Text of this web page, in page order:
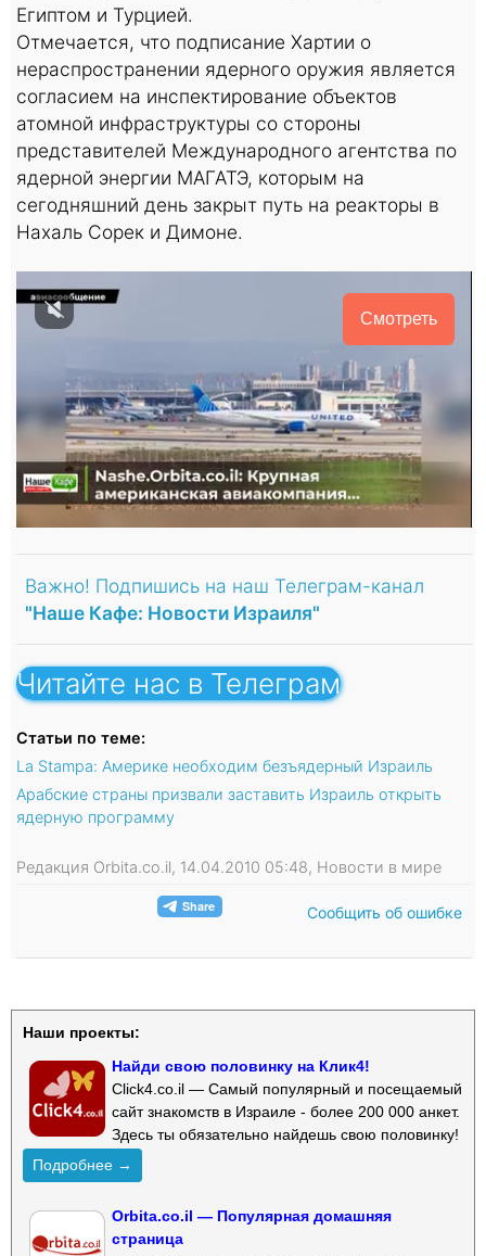
Египтом и Турцией.
Отмечается, что подписание Хартии о
нераспространении ядерного оружия является
согласием на инспектирование объектов
атомной инфраструктуры со стороны
представителей Международного агентства по
ядерной энергии МАГАТЭ, которым на
сегодняшний день закрыт путь на реакторы в
Нахаль Сорек и Димоне.
Смотреть
Важно! Подпишись на наш Телеграм-канал
"Наше Кафе: Новости Израиля"
Читайте нас в Телеграм
Статьи по теме:
La Stampa: Америке необходим безъядерный Израиль
Арабские страны призвали заставить Израиль открыть
ядерную программу
Редакция Orbita.co.il, 14.04.2010 05:48, Новости в мире
Сообщить об ошибке
Наши проекты:
Найди свою половинку на Клик4!
Click4.co.il — Самый популярный и посещаемый
сайт знакомств в Израиле - более 200 000 анкет.
Здесь ты обязательно найдешь свою половинку!
Подробнее →
Orbita.co.il — Популярная домашняя
страница